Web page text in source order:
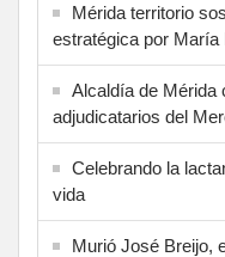
Mérida territorio
estratégica por María
Alcaldía de Mérida
adjudicatarios del
Celebrando la
vida
Murió José Breijo,